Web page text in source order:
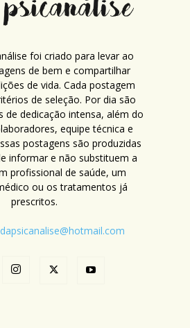
foi criado para levar ao
de bem e compartilhar
de vida. Cada postagem
de seleção. Por dia são
de dedicação intensa, além do
equipe técnica e
postagens são produzidas
informar e não substituem a
profissional de saúde, um
ou os tratamentos já
prescritos.